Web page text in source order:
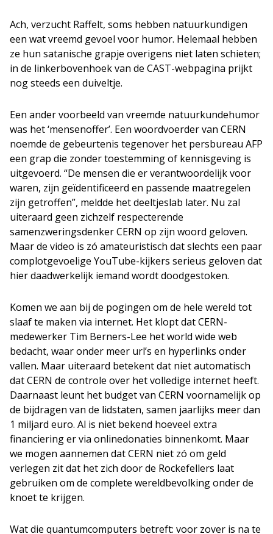
Ach, verzucht Raffelt, soms hebben natuurkundigen
een wat vreemd gevoel voor humor. Helemaal hebben
ze hun satanische grapje overigens niet laten schieten;
in de linkerbovenhoek van de CAST-webpagina prijkt
nog steeds een duiveltje.
Een ander voorbeeld van vreemde natuurkundehumor
was het ‘mensenoffer’. Een woordvoerder van CERN
noemde de gebeurtenis tegenover het persbureau AFP
een grap die zonder toestemming of kennisgeving is
uitgevoerd. “De mensen die er verantwoordelijk voor
waren, zijn geïdentificeerd en passende maatregelen
zijn getroffen”, meldde het deeltjeslab later. Nu zal
uiteraard geen zichzelf respecterende
samenzweringsdenker CERN op zijn woord geloven.
Maar de video is zó amateuristisch dat slechts een paar
complotgevoelige YouTube-kijkers serieus geloven dat
hier daadwerkelijk iemand wordt doodgestoken.
Komen we aan bij de pogingen om de hele wereld tot
slaaf te maken via internet. Het klopt dat CERN-
medewerker Tim Berners-Lee het world wide web
bedacht, waar onder meer url’s en hyperlinks onder
vallen. Maar uiteraard betekent dat niet automatisch
dat CERN de controle over het volledige internet heeft.
Daarnaast leunt het budget van CERN voornamelijk op
de bijdragen van de lidstaten, samen jaarlijks meer dan
1 miljard euro. Al is niet bekend hoeveel extra
financiering er via onlinedonaties binnenkomt. Maar
we mogen aannemen dat CERN niet zó om geld
verlegen zit dat het zich door de Rockefellers laat
gebruiken om de complete wereldbevolking onder de
knoet te krijgen.
Wat die quantumcomputers betreft: voor zover is na te